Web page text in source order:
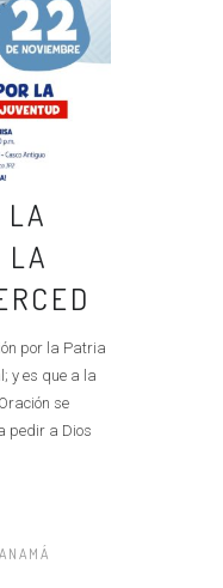
LA
LA
por la Patria
y es que a la
se
pedir a Dios